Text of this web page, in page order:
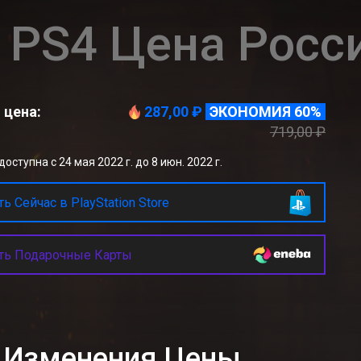
Цена
287,00 ₽ ЭКОНОМИЯ 60%
719,00 ₽
с 24 мая 2022 г. до 8 июн. 2022 г.
Сейчас в PlayStation Store
Подарочные Карты